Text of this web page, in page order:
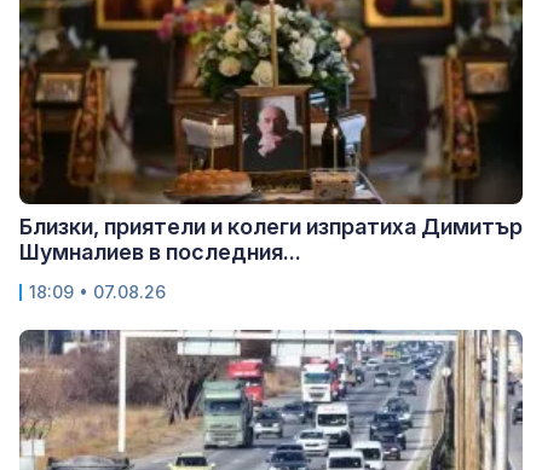
Близки, приятели и колеги изпратиха Димитър
Шумналиев в последния...
18:09 • 07.08.26